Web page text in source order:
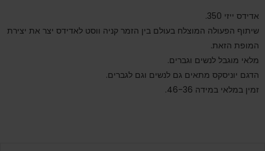
אדידס ייזי 350.
שיתוף הפעולה המוצלח בעולם בין הזמר קניה ווסט לאדידס יצר את יצירת
המופת הזאת.
מלאי מוגבל לנשים וגברים.
הדגם יוניסקס מתאים גם לנשים וגם לגברים.
זמין במלאי במידה 46-36.